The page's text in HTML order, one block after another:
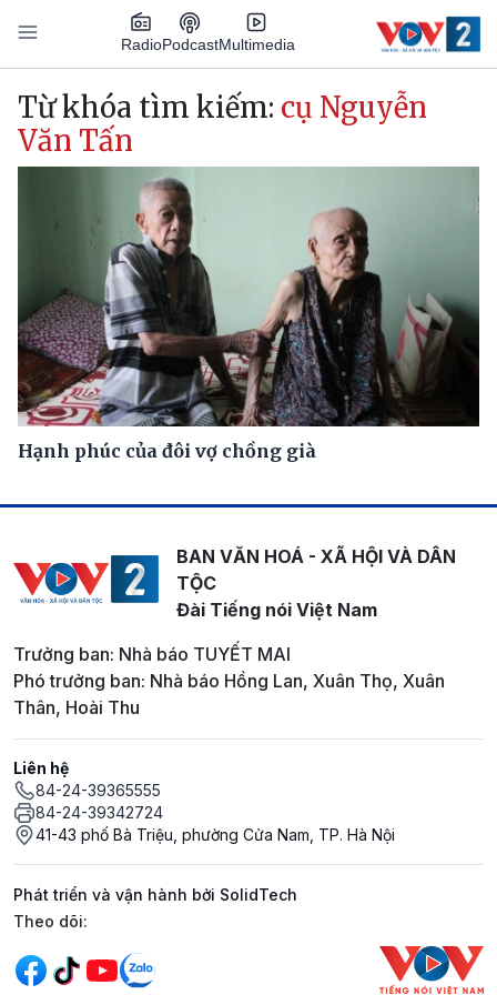
Nhảy đến nội dung
RadioPodcastMultimedia
Main navigation
Từ khóa tìm kiếm: cụ Nguyễn
Văn Tấn
Hạnh phúc của đôi vợ chồng già
BAN VĂN HOÁ - XÃ HỘI VÀ DÂN
TỘC
Đài Tiếng nói Việt Nam
Trưởng ban: Nhà báo TUYẾT MAI
Phó trưởng ban: Nhà báo Hồng Lan, Xuân Thọ, Xuân
Thân, Hoài Thu
Liên hệ
84-24-39365555
84-24-39342724
41-43 phố Bà Triệu, phường Cửa Nam, TP. Hà Nội
Phát triển và vận hành bởi SolidTech
Mạng xã hội
Theo dõi: